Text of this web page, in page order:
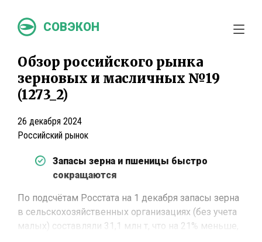
СОВЭКОН
Обзор российского рынка
зерновых и масличных №19
(1273_2)
26 декабря 2024
Российский рынок
Запасы зерна и пшеницы быстро
сокращаются
По подсчётам Росстата на 1 декабря запасы зерна
в сельскохозяйственных организациях (без учета
малых) составляли 31,1 млн т, что на 21% меньше,